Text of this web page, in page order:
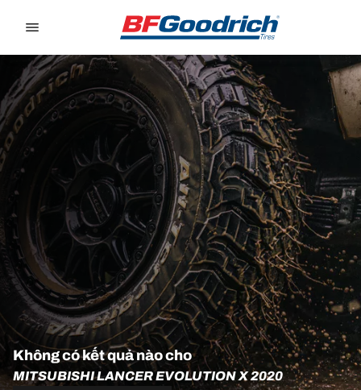
Không có kết quả nào cho
MITSUBISHI LANCER EVOLUTION X 2020